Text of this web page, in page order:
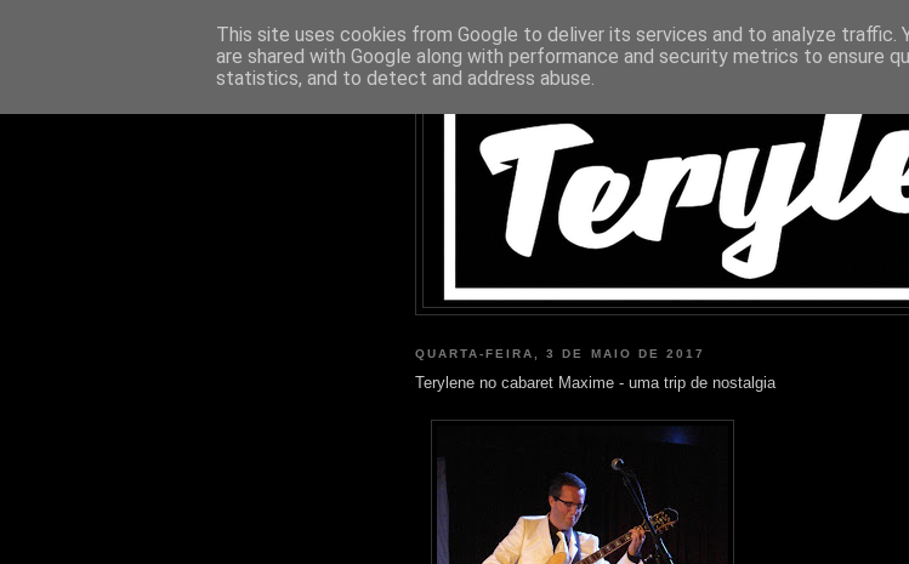
QUARTA-FEIRA, 3 DE MAIO DE 2017
Terylene no cabaret Maxime - uma trip de nostalgia
This site uses cookies from Google to deliver its services and to analyze traffic.
are shared with Google along with performance and security metrics to ensure
statistics, and to detect and address abuse.